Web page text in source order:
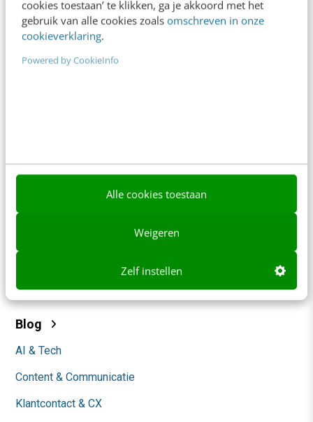
cookies toestaan’ te klikken, ga je akkoord met het
gebruik van alle cookies zoals omschreven in onze
cookieverklaring.
Powered by CookieInfo
Alle cookies toestaan
Weigeren
Zelf instellen
+31 30 200 1045
Tarieven
Meer contactopties
Over ons
Whitepapers
Blog
AI & Tech
Content & Communicatie
Klantcontact & CX